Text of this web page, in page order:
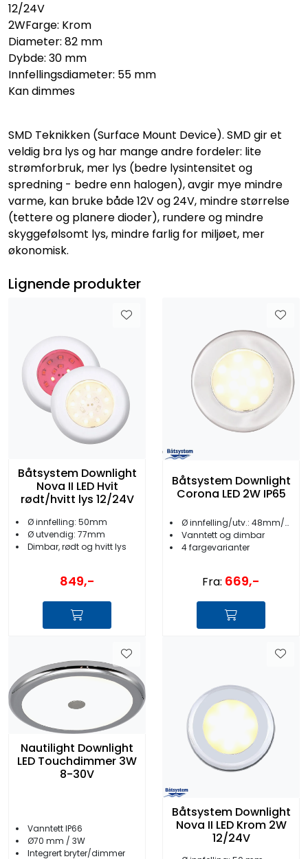
12/24V
2WFarge: Krom
Diameter: 82 mm
Dybde: 30 mm
Innfellingsdiameter: 55 mm
Kan dimmes
SMD Teknikken (Surface Mount Device). SMD gir et
veldig bra lys og har mange andre fordeler: lite
strømforbruk, mer lys (bedre lysintensitet og
spredning - bedre enn halogen), avgir mye mindre
varme, kan bruke både 12V og 24V, mindre størrelse
(tettere og planere dioder), rundere og mindre
skyggefølsomt lys, mindre farlig for miljøet, mer
økonomisk.
Lignende produkter
Båtsystem Downlight
Nova II LED Hvit
rødt/hvitt lys 12/24V
Ø innfelling: 50mm
Ø utvendig: 77mm
Dimbar, rødt og hvitt lys
849,-
Båtsystem Downlight
Corona LED 2W IP65
Ø innfelling/utv.: 48mm/78mm
Vanntett og dimbar
4 fargevarianter
Fra: 669,-
Nautilight Downlight
LED Touchdimmer 3W
8-30V
Vanntett IP66
Ø70 mm / 3W
Integrert bryter/dimmer
Båtsystem Downlight
Nova II LED Krom 2W
12/24V